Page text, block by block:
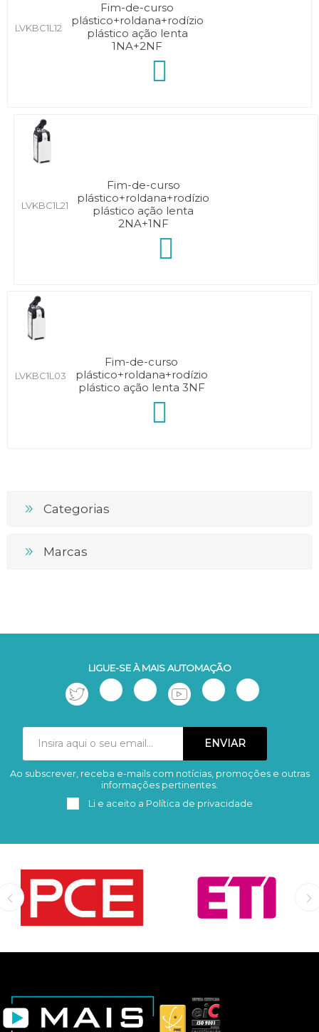
LVKBC1L12
Fim-de-curso
plástico+roldana+rodízio
plástico ação lenta
1NA+2NF
LVKBC1L21
Fim-de-curso
plástico+roldana+rodízio
plástico ação lenta
2NA+1NF
LVKBC1L03
Fim-de-curso
plástico+roldana+rodízio
plástico ação lenta 3NF
Categorias
Marcas
LIGUE-SE À MAIS AUTOMAÇÃO
Subscrever Remover
Ao subscrever, receba e-mails com notícias, promoções e outras
informações pertinentes.
Li e aceito a Política de privacidade